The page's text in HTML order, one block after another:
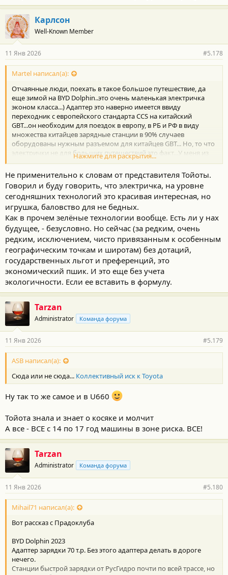
Карлсон
Well-Known Member
11 Янв 2026 #5.178
Martel написал(а):
Отчаянные люди, поехать в такое большое путешествие, да
еще зимой на BYD Dolphin..это очень маленькая электричка
эконом класса...) Адаптер это наверно имеется ввиду
переходник с европейского стандарта ССS на китайский
GBT...он необходим для поездок в европу, в РБ и РФ в виду
множества китайцев зарядные станции в 90% случаев
оборудованы нужным разъемом для китайцев GBT... Но, то что
электрички не для больших путешествий это факт...У меня из
обещанных китайцами 715км пробега реально летом
проезжает +/-500км... а сейчас когда началась настоящая зима
хорошо если на 300 хватит...,но для меня это не проблема, РБ
маленькая и мне хватает этого пробега ... 90% моего пробега
это город и пригород...и езжу на электричке точно также как и
ранее на Хае, только сильно дешевле...Был бы я
председателем колхоза и жил бы в деревне, ну конечно я бы
выбрал Прадо (на фига тот зикр по полям ездить)). Поэтому не
раз тут на форуме и писал, что каждый выбирает авто под свою
логистику и условия эксплуатации.
p/s А глава Тойоты и не такого сейчас наговорит в оправдание
своей не дальновидной стратегии..) На рынке электричек у
тойоты полное фиаско и крыть китайцев и остальных ему
просто нечем на данный момент...ставку делают на новые
прорывные технологии, типа водородного двигателя или
нового вида твердотельных батарей... Прорвёт у них или нет? Я
думаю в ближайшее время точно нет...
Нажмите для раскрытия...
Не применительно к словам от представителя Тойоты.
Говорил и буду говорить, что электричка, на уровне
сегодняшних технологий это красивая интересная, но
игрушка, баловство для не бедных.
Как в прочем зелёные технологии вообще. Есть ли у нах
будущее, - безусловно. Но сейчас (за редким, очень
редким, исключением, чисто привязанным к особенным
географическим точкам и широтам) без дотаций,
государственных льгот и преференций, это
экономический пшик. И это еще без учета
экологичности. Если ее вставить в формулу.
Tarzan
Administrator Команда форума
11 Янв 2026 #5.179
ASB написал(а):
Сюда или не сюда... Коллективный иск к Toyota
Ну так то же самое и в U660
Тойота знала и знает о косяке и молчит
А все - ВСЕ с 14 по 17 год машины в зоне риска. ВСЕ!
Tarzan
Administrator Команда форума
11 Янв 2026 #5.180
Mihail71 написал(а):
Вот рассказ с Прадоклуба
BYD Dolphin 2023
Адаптер зарядки 70 т.р. Без этого адаптера делать в дороге
нечего.
Станции быстрой зарядки от РусГидро почти по всей трассе, но